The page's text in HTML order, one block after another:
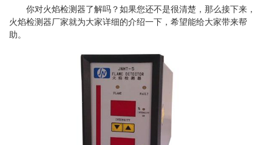
你对火焰检测器了解吗？如果您还不是很清楚，那么接下来，
火焰检测器厂家就为大家详细的介绍一下，希望能给大家带来帮
助。